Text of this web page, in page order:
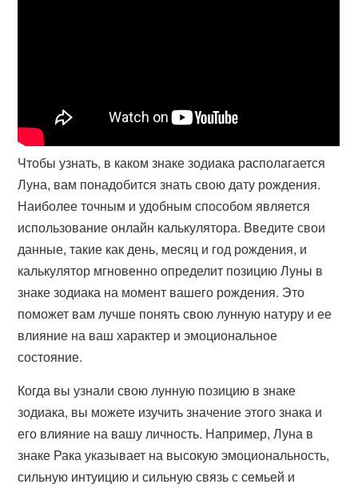
Чтобы узнать, в каком знаке зодиака располагается
Луна, вам понадобится знать свою дату рождения.
Наиболее точным и удобным способом является
использование онлайн калькулятора. Введите свои
данные, такие как день, месяц и год рождения, и
калькулятор мгновенно определит позицию Луны в
знаке зодиака на момент вашего рождения. Это
поможет вам лучше понять свою лунную натуру и ее
влияние на ваш характер и эмоциональное
состояние.
Когда вы узнали свою лунную позицию в знаке
зодиака, вы можете изучить значение этого знака и
его влияние на вашу личность. Например, Луна в
знаке Рака указывает на высокую эмоциональность,
сильную интуицию и сильную связь с семьей и